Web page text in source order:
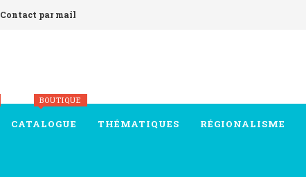
Contact par mail
CATALOGUE
BOUTIQUE
THÉMATIQUES RÉGIONALISME